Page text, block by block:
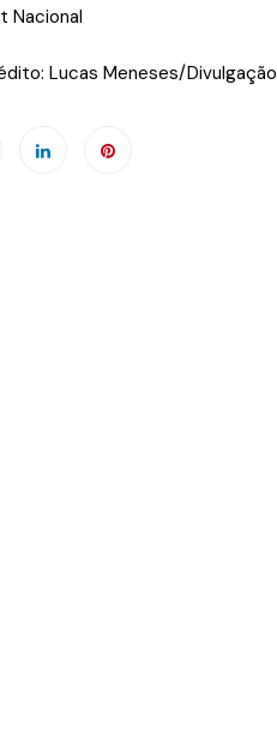
Nacional
Lucas Meneses/Divulgação